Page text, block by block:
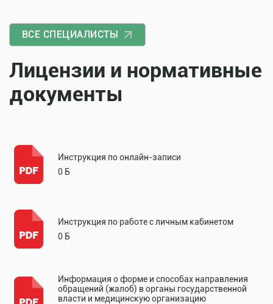
ВСЕ СПЕЦИАЛИСТЫ
Лицензии и нормативные
документы
Инструкция по онлайн-записи
0 Б
Инструкция по работе с личным кабинетом
0 Б
Информация о форме и способах направления
обращений (жалоб) в органы государственной
власти и медицинскую организацию